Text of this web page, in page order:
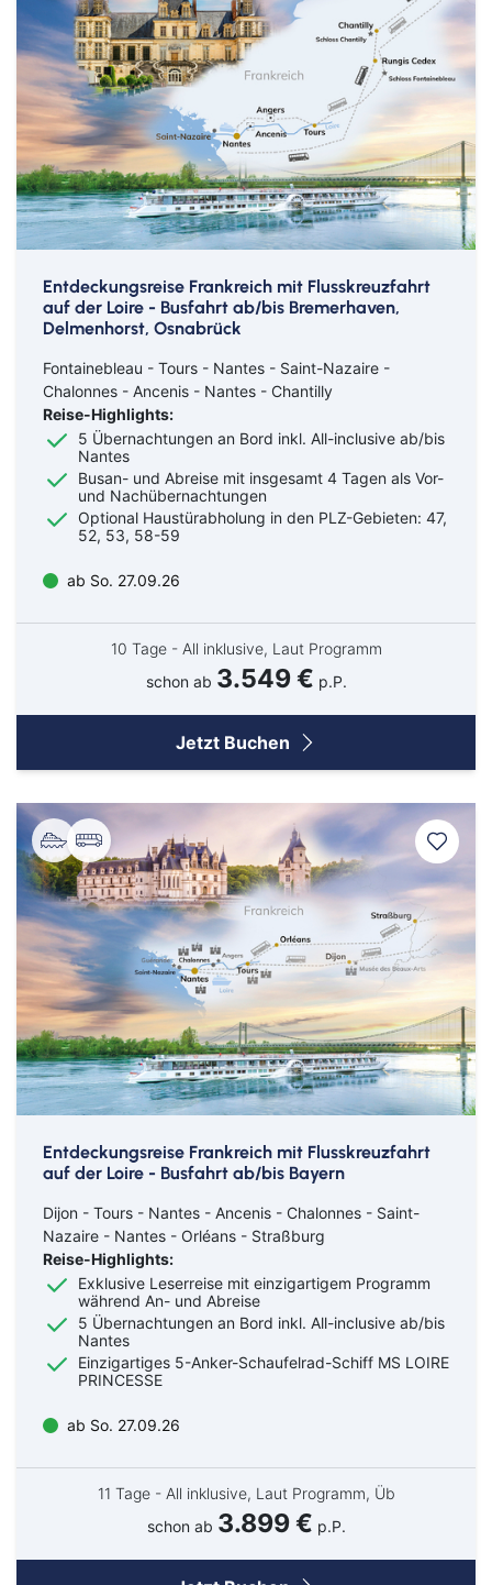
Entdeckungsreise Frankreich mit Flusskreuzfahrt
auf der Loire - Busfahrt ab/bis Bremerhaven,
Delmenhorst, Osnabrück
Fontainebleau - Tours - Nantes - Saint-Nazaire -
Chalonnes - Ancenis - Nantes - Chantilly
Reise-Highlights:
5 Übernachtungen an Bord inkl. All-inclusive ab/bis
Nantes
Busan- und Abreise mit insgesamt 4 Tagen als Vor-
und Nachübernachtungen
Optional Haustürabholung in den PLZ-Gebieten: 47,
52, 53, 58-59
ab So. 27.09.26
10 Tage - All inklusive, Laut Programm
schon ab 3.549 € p.P.
Jetzt Buchen
Entdeckungsreise Frankreich mit Flusskreuzfahrt
auf der Loire - Busfahrt ab/bis Bayern
Dijon - Tours - Nantes - Ancenis - Chalonnes - Saint-
Nazaire - Nantes - Orléans - Straßburg
Reise-Highlights:
Exklusive Leserreise mit einzigartigem Programm
während An- und Abreise
5 Übernachtungen an Bord inkl. All-inclusive ab/bis
Nantes
Einzigartiges 5-Anker-Schaufelrad-Schiff MS LOIRE
PRINCESSE
ab So. 27.09.26
11 Tage - All inklusive, Laut Programm, Üb
schon ab 3.899 € p.P.